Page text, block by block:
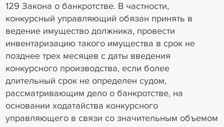
129 Закона о банкротстве. В частности,
конкурсный управляющий обязан принять в
ведение имущество должника, провести
инвентаризацию такого имущества в срок не
позднее трех месяцев с даты введения
конкурсного производства, если более
длительный срок не определен судом,
рассматривающим дело о банкротстве, на
основании ходатайства конкурсного
управляющего в связи со значительным объемом